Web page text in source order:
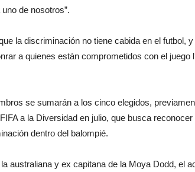
de nosotros”.
la discriminación no tiene cabida en el futbol,
a quienes están comprometidos con el juego
se sumarán a los cinco elegidos,
a la Diversidad en julio, que busca
dentro del balompié.
australiana y ex capitana de la Moya Dodd, el